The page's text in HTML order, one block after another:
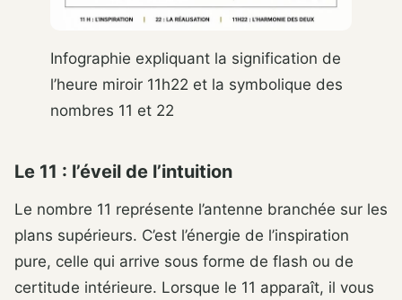
Infographie expliquant la signification de
l’heure miroir 11h22 et la symbolique des
nombres 11 et 22
Le 11 : l’éveil de l’intuition
Le nombre 11 représente l’antenne branchée sur les
plans supérieurs. C’est l’énergie de l’inspiration
pure, celle qui arrive sous forme de flash ou de
certitude intérieure. Lorsque le 11 apparaît, il vous